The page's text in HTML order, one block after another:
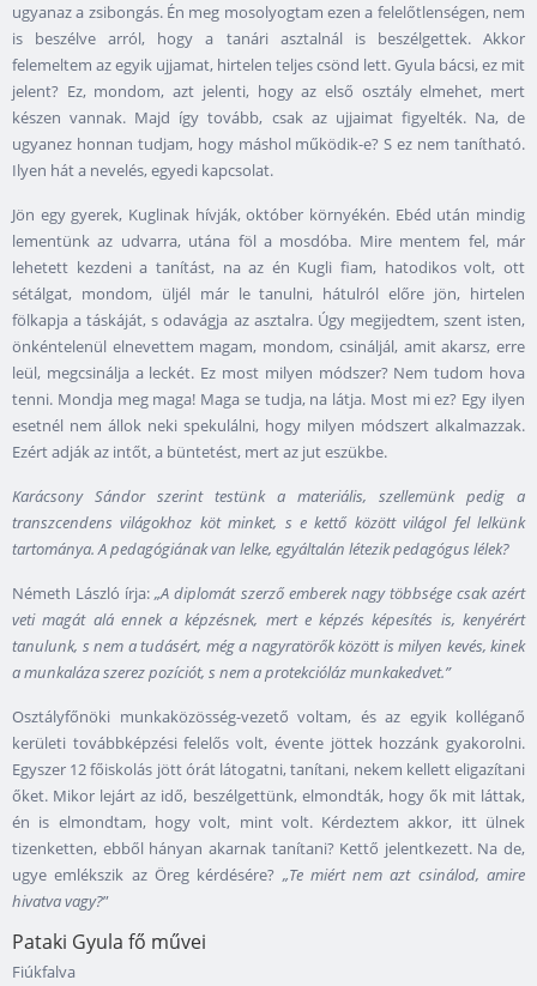
ugyanaz a zsibongás. Én meg mosolyogtam ezen a felelőtlenségen, nem
is beszélve arról, hogy a tanári asztalnál is beszélgettek. Akkor
felemeltem az egyik ujjamat, hirtelen teljes csönd lett. Gyula bácsi, ez mit
jelent? Ez, mondom, azt jelenti, hogy az első osztály elmehet, mert
készen vannak. Majd így tovább, csak az ujjaimat figyelték. Na, de
ugyanez honnan tudjam, hogy máshol működik-e? S ez nem tanítható.
Ilyen hát a nevelés, egyedi kapcsolat.
Jön egy gyerek, Kuglinak hívják, október környékén. Ebéd után mindig
lementünk az udvarra, utána föl a mosdóba. Mire mentem fel, már
lehetett kezdeni a tanítást, na az én Kugli fiam, hatodikos volt, ott
sétálgat, mondom, üljél már le tanulni, hátulról előre jön, hirtelen
fölkapja a táskáját, s odavágja az asztalra. Úgy megijedtem, szent isten,
önkéntelenül elnevettem magam, mondom, csináljál, amit akarsz, erre
leül, megcsinálja a leckét. Ez most milyen módszer? Nem tudom hova
tenni. Mondja meg maga! Maga se tudja, na látja. Most mi ez? Egy ilyen
esetnél nem állok neki spekulálni, hogy milyen módszert alkalmazzak.
Ezért adják az intőt, a büntetést, mert az jut eszükbe.
Karácsony Sándor szerint testünk a materiális, szellemünk pedig a
transzcendens világokhoz köt minket, s e kettő között világol fel lelkünk
tartománya. A pedagógiának van lelke, egyáltalán létezik pedagógus lélek?
Németh László írja:„A diplomát szerző emberek nagy többsége csak azért
veti magát alá ennek a képzésnek, mert e képzés képesítés is, kenyérért
tanulunk, s nem a tudásért, még a nagyratörők között is milyen kevés, kinek
a munkaláza szerez pozíciót, s nem a protekcióláz munkakedvet.”
Osztályfőnöki munkaközösség-vezető voltam, és az egyik kolléganő
kerületi továbbképzési felelős volt, évente jöttek hozzánk gyakorolni.
Egyszer 12 főiskolás jött órát látogatni, tanítani, nekem kellett eligazítani
őket. Mikor lejárt az idő, beszélgettünk, elmondták, hogy ők mit láttak,
én is elmondtam, hogy volt, mint volt. Kérdeztem akkor, itt ülnek
tizenketten, ebből hányan akarnak tanítani? Kettő jelentkezett. Na de,
ugye emlékszik az Öreg kérdésére? „Te miért nem azt csinálod, amire
hivatva vagy?”
Pataki Gyula fő művei
Fiúkfalva